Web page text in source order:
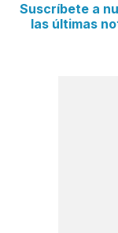
Suscríbete a
las últimas